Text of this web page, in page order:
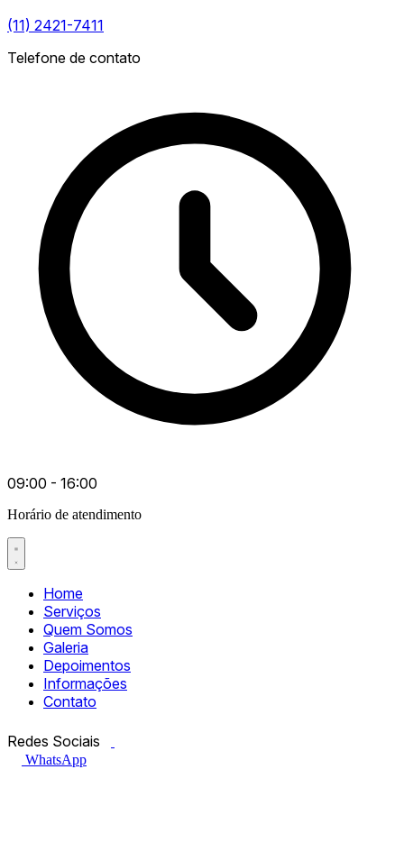
(11) 2421-7411
Telefone de contato
09:00 - 16:00
Horário de atendimento
Home
Serviços
Quem Somos
Galeria
Depoimentos
Informações
Contato
Redes Sociais
WhatsApp